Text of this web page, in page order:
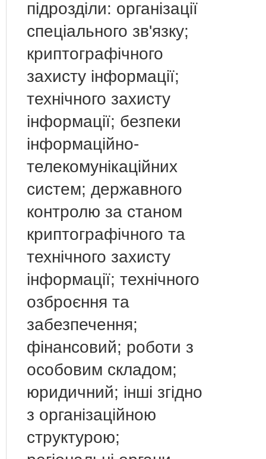
підрозділи: організації
спеціального зв'язку;
криптографічного
захисту інформації;
технічного захисту
інформації; безпеки
інформаційно-
телекомунікаційних
систем; державного
контролю за станом
криптографічного та
технічного захисту
інформації; технічного
озброєння та
забезпечення;
фінансовий; роботи з
особовим складом;
юридичний; інші згідно
з організаційною
структурою;